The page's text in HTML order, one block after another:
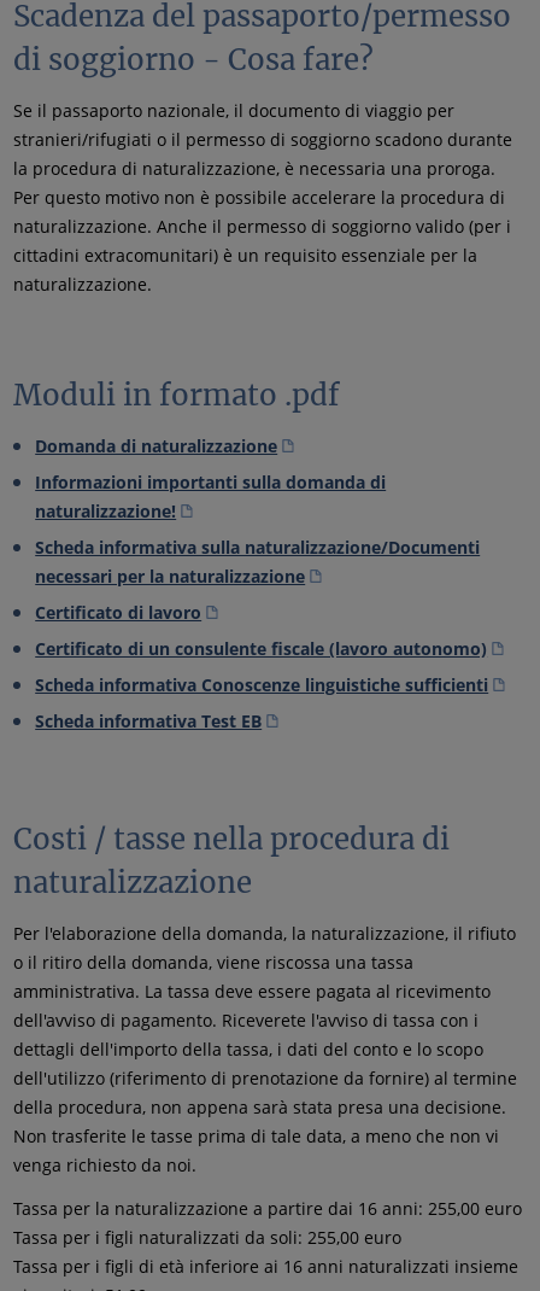
Scadenza del passaporto/permesso
di soggiorno - Cosa fare?
Se il passaporto nazionale, il documento di viaggio per
stranieri/rifugiati o il permesso di soggiorno scadono durante
la procedura di naturalizzazione, è necessaria una proroga.
Per questo motivo non è possibile accelerare la procedura di
naturalizzazione. Anche il permesso di soggiorno valido (per i
cittadini extracomunitari) è un requisito essenziale per la
naturalizzazione.
Moduli in formato .pdf
Domanda di naturalizzazione
Informazioni importanti sulla domanda di
naturalizzazione!
Scheda informativa sulla naturalizzazione/Documenti
necessari per la naturalizzazione
Certificato di lavoro
Certificato di un consulente fiscale (lavoro autonomo)
Scheda informativa Conoscenze linguistiche sufficienti
Scheda informativa Test EB
Costi / tasse nella procedura di
naturalizzazione
Per l'elaborazione della domanda, la naturalizzazione, il rifiuto
o il ritiro della domanda, viene riscossa una tassa
amministrativa. La tassa deve essere pagata al ricevimento
dell'avviso di pagamento. Riceverete l'avviso di tassa con i
dettagli dell'importo della tassa, i dati del conto e lo scopo
dell'utilizzo (riferimento di prenotazione da fornire) al termine
della procedura, non appena sarà stata presa una decisione.
Non trasferite le tasse prima di tale data, a meno che non vi
venga richiesto da noi.
Tassa per la naturalizzazione a partire dai 16 anni: 255,00 euro
Tassa per i figli naturalizzati da soli: 255,00 euro
Tassa per i figli di età inferiore ai 16 anni naturalizzati insieme